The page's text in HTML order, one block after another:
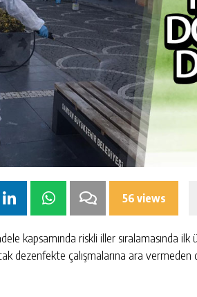
56 views
kapsamında riskli iller sıralamasında
dezenfekte çalışmalarına ara vermeden